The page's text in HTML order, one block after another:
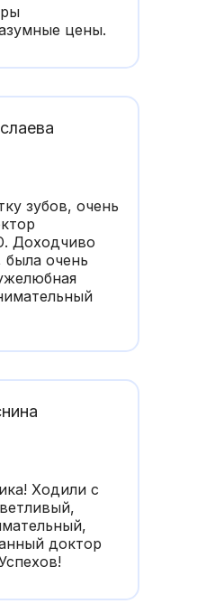
цены.
Ходили с
доктор
зубов, очень
Доходчиво
была очень